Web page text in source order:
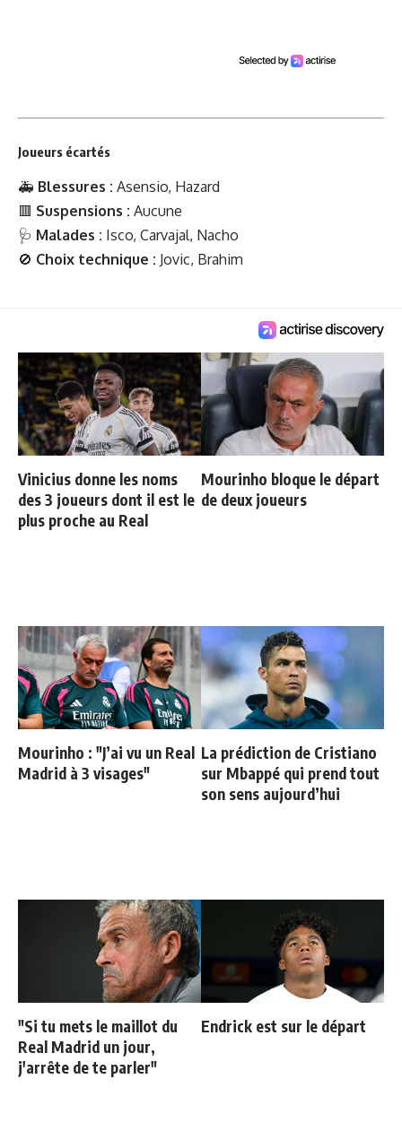
Joueurs écartés
🚑 Blessures : Asensio, Hazard
🟥 Suspensions : Aucune
🩺 Malades : Isco, Carvajal, Nacho
🚫 Choix technique : Jovic, Brahim
Vinicius donne les noms
des 3 joueurs dont il est le
plus proche au Real
Mourinho bloque le départ
de deux joueurs
Mourinho : "J’ai vu un Real
Madrid à 3 visages"
La prédiction de Cristiano
sur Mbappé qui prend tout
son sens aujourd’hui
"Si tu mets le maillot du
Real Madrid un jour,
j'arrête de te parler"
Endrick est sur le départ